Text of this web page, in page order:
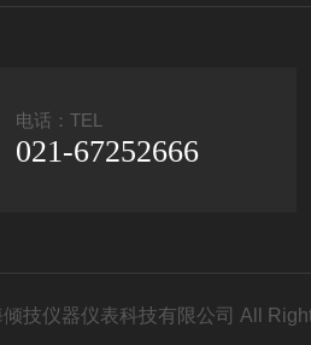
电话：TEL
021-67252666
倾技仪器仪表科技有限公司 All